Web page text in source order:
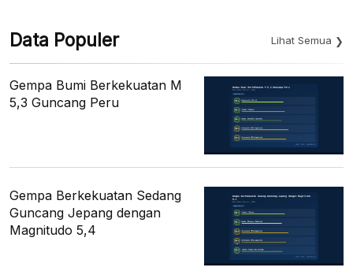
Data Populer Lihat Semua
Gempa Bumi Berkekuatan M
5,3 Guncang Peru
Gempa Berkekuatan Sedang
Guncang Jepang dengan
Magnitudo 5,4